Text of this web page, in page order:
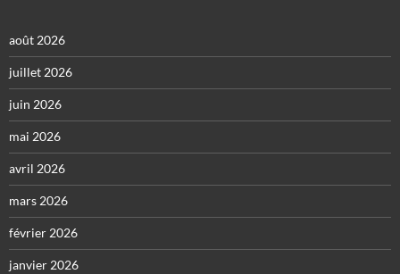
août 2026
juillet 2026
juin 2026
mai 2026
avril 2026
mars 2026
février 2026
janvier 2026